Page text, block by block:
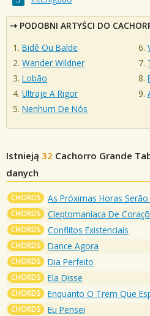
PODOBNI ARTYŚCI DO
Bidê Ou Balde
Wander Wildner
Lobão
Ultraje A Rigor
Nenhum De Nós
Istnieją 32 Cachorro Grande
danych
CHORDS As Próximas Horas
CHORDS Cleptomaníaca De
CHORDS Conflitos Existenciais
CHORDS Dance Agora
CHORDS Dia Perfeito
CHORDS Ela Disse
CHORDS Enquanto O Trem Que
CHORDS Eu Pensei